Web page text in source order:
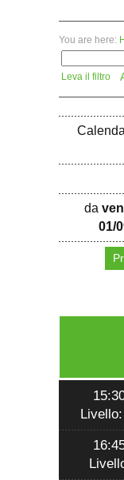
You are here:
Leva il filtro
da
01/